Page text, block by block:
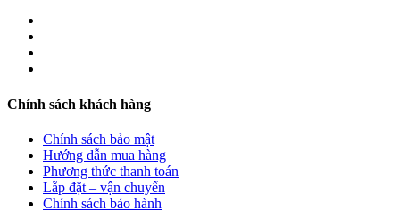
Chính sách khách hàng
Chính sách bảo mật
Hướng dẫn mua hàng
Phương thức thanh toán
Lắp đặt – vận chuyển
Chính sách bảo hành